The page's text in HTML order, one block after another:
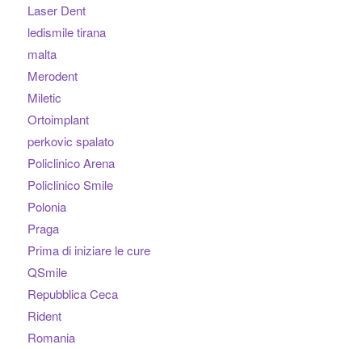
Laser Dent
ledismile tirana
malta
Merodent
Miletic
Ortoimplant
perkovic spalato
Policlinico Arena
Policlinico Smile
Polonia
Praga
Prima di iniziare le cure
QSmile
Repubblica Ceca
Rident
Romania